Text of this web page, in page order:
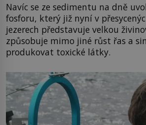
Navíc se ze sedimentu na dně
fosforu, který již nyní v
jezerech představuje velkou
způsobuje mimo jiné růst řas a
produkovat toxické látky.